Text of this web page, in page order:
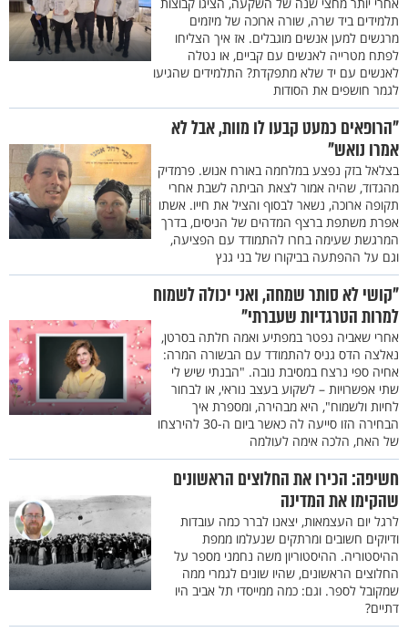
תלמידים ביד שרה, שורה ארוכה של מיזמים
מרגשים למען אנשים מוגבלים. אז איך הצליחו
לפתח מטרייה לאנשים עם קביים, או נטלה
לאנשים עם יד שלא מתפקדת? התלמידים שהגיעו
לגמר חושפים את הסודות
"הרופאים כמעט קבעו לו מוות, אבל לא
אמרו נואש"
בצלאל בזק נפצע במלחמה באורח אנוש. פרמדיק
מהגדוד, שהיה אמור לצאת הביתה לשבת אחרי
תקופה ארוכה, נשאר לבסוף והציל את חייו. אשתו
אפרת משתפת ברצף המדהים של הניסים, בדרך
המרגשת שעימה בחרו להתמודד עם הפציעה,
וגם על ההפתעה בביקורו של בני גנץ
"קושי לא סותר שמחה, ואני יכולה לשמוח
למרות הטרגדיות שעברתי"
אחרי שאביה נפטר במפתיע ואמה חלתה בסרטן,
נאלצה הדס גניס להתמודד עם הבשורה המרה:
אחיה ספי נרצח במסיבת נובה. "הבנתי שיש לי
שתי אפשרויות – לשקוע בעצב נוראי, או לבחור
לחיות ולשמוח", היא מבהירה, ומספרת איך
הבחירה הזו סייעה לה כאשר ביום ה-30 להירצחו
של האח, הלכה אימה לעולמה
חשיפה: הכירו את החלוצים הראשונים
שהקימו את המדינה
לרגל יום העצמאות, יצאנו לברר כמה עובדות
ודיוקים חשובים ומרתקים שנעלמו ממפת
ההיסטוריה. ההיסטוריון משה נחמני מספר על
החלוצים הראשונים, שהיו שונים לגמרי ממה
שמקובל לספר. וגם: כמה ממייסדי תל אביב היו
דתיים?